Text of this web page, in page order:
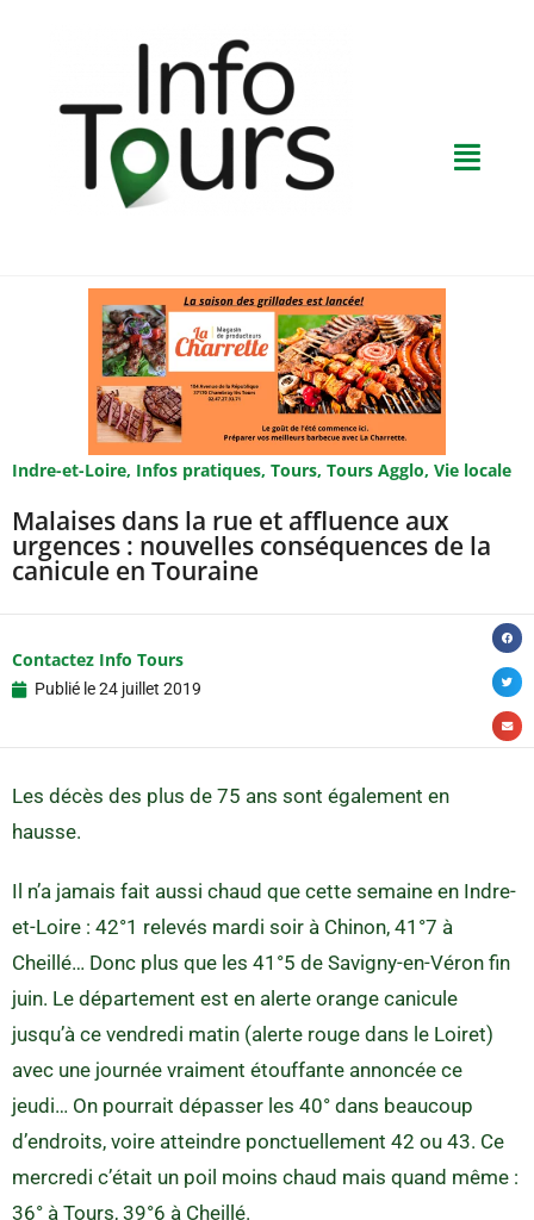
Indre-et-Loire, Infos pratiques, Tours, Tours Agglo, Vie locale
Malaises dans la rue et affluence aux
urgences : nouvelles conséquences de la
canicule en Touraine
Contactez Info Tours
Publié le24 juillet 2019
Les décès des plus de 75 ans sont également en
hausse.
Il n’a jamais fait aussi chaud que cette semaine en Indre-
et-Loire : 42°1 relevés mardi soir à Chinon, 41°7 à
Cheillé… Donc plus que les 41°5 de Savigny-en-Véron fin
juin. Le département est en alerte orange canicule
jusqu’à ce vendredi matin (alerte rouge dans le Loiret)
avec une journée vraiment étouffante annoncée ce
jeudi… On pourrait dépasser les 40° dans beaucoup
d’endroits, voire atteindre ponctuellement 42 ou 43. Ce
mercredi c’était un poil moins chaud mais quand même :
36° à Tours, 39°6 à Cheillé.